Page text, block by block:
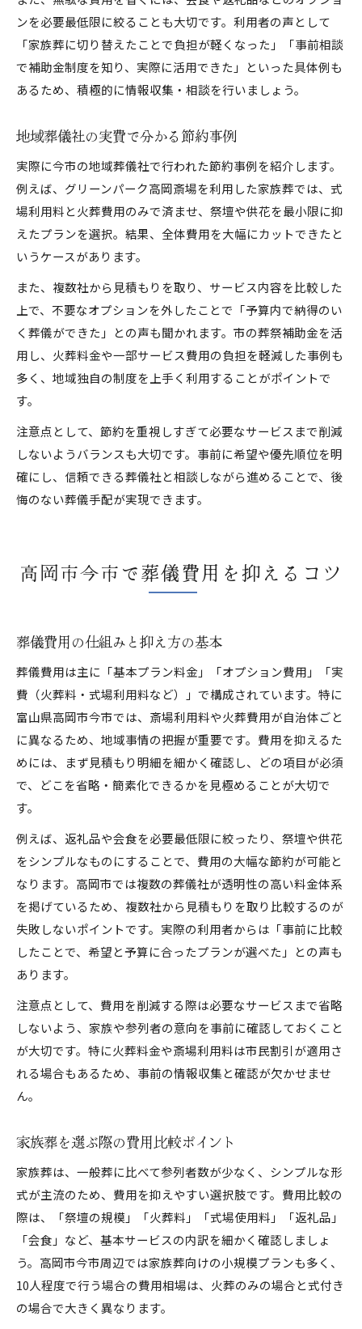
ンを必要最低限に絞ることも大切です。利用者の声として
「家族葬に切り替えたことで負担が軽くなった」「事前相談
で補助金制度を知り、実際に活用できた」といった具体例も
あるため、積極的に情報収集・相談を行いましょう。
地域葬儀社の実費で分かる節約事例
実際に今市の地域葬儀社で行われた節約事例を紹介します。
例えば、グリーンパーク高岡斎場を利用した家族葬では、式
場利用料と火葬費用のみで済ませ、祭壇や供花を最小限に抑
えたプランを選択。結果、全体費用を大幅にカットできたと
いうケースがあります。
また、複数社から見積もりを取り、サービス内容を比較した
上で、不要なオプションを外したことで「予算内で納得のい
く葬儀ができた」との声も聞かれます。市の葬祭補助金を活
用し、火葬料金や一部サービス費用の負担を軽減した事例も
多く、地域独自の制度を上手く利用することがポイントで
す。
注意点として、節約を重視しすぎて必要なサービスまで削減
しないようバランスも大切です。事前に希望や優先順位を明
確にし、信頼できる葬儀社と相談しながら進めることで、後
悔のない葬儀手配が実現できます。
高岡市今市で葬儀費用を抑えるコツ
葬儀費用の仕組みと抑え方の基本
葬儀費用は主に「基本プラン料金」「オプション費用」「実
費（火葬料・式場利用料など）」で構成されています。特に
富山県高岡市今市では、斎場利用料や火葬費用が自治体ごと
に異なるため、地域事情の把握が重要です。費用を抑えるた
めには、まず見積もり明細を細かく確認し、どの項目が必須
で、どこを省略・簡素化できるかを見極めることが大切で
す。
例えば、返礼品や会食を必要最低限に絞ったり、祭壇や供花
をシンプルなものにすることで、費用の大幅な節約が可能と
なります。高岡市では複数の葬儀社が透明性の高い料金体系
を掲げているため、複数社から見積もりを取り比較するのが
失敗しないポイントです。実際の利用者からは「事前に比較
したことで、希望と予算に合ったプランが選べた」との声も
あります。
注意点として、費用を削減する際は必要なサービスまで省略
しないよう、家族や参列者の意向を事前に確認しておくこと
が大切です。特に火葬料金や斎場利用料は市民割引が適用さ
れる場合もあるため、事前の情報収集と確認が欠かせませ
ん。
家族葬を選ぶ際の費用比較ポイント
家族葬は、一般葬に比べて参列者数が少なく、シンプルな形
式が主流のため、費用を抑えやすい選択肢です。費用比較の
際は、「祭壇の規模」「火葬料」「式場使用料」「返礼品」
「会食」など、基本サービスの内訳を細かく確認しましょ
う。高岡市今市周辺では家族葬向けの小規模プランも多く、
10人程度で行う場合の費用相場は、火葬のみの場合と式付き
の場合で大きく異なります。